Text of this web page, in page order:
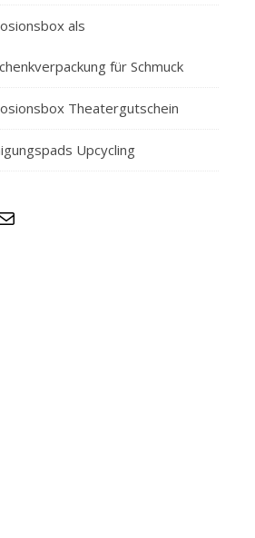
als
für Schmuck
Theatergutschein
Upcycling